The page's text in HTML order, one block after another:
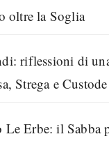
oltre la Soglia
riflessioni di
Strega e
Le Erbe: il Sabba